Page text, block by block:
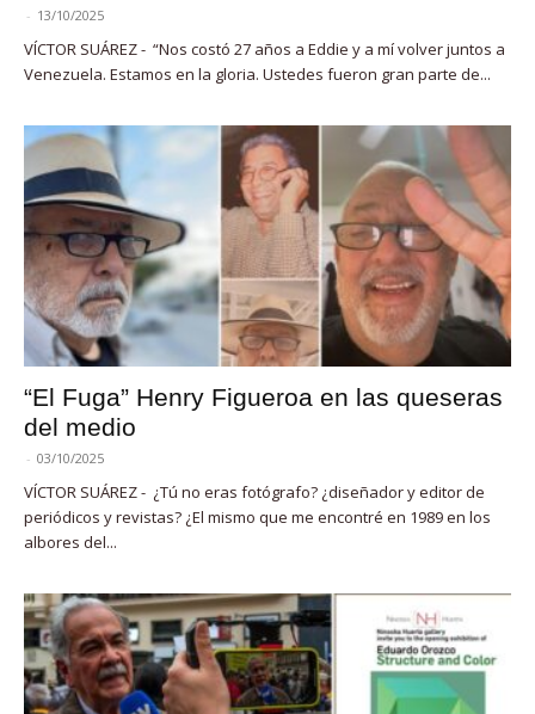
- 13/10/2025
VÍCTOR SUÁREZ - “Nos costó 27 años a Eddie y a mí volver juntos a
Venezuela. Estamos en la gloria. Ustedes fueron gran parte de...
“El Fuga” Henry Figueroa en las queseras
del medio
- 03/10/2025
VÍCTOR SUÁREZ - ¿Tú no eras fotógrafo? ¿diseñador y editor de
periódicos y revistas? ¿El mismo que me encontré en 1989 en los
albores del...